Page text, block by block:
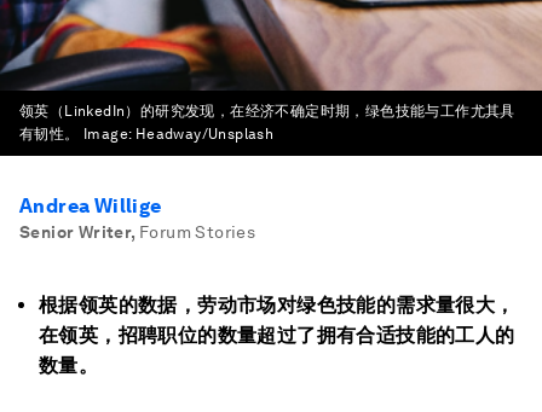
领英（LinkedIn）的研究发现，在经济不确定时期，绿色技能与工作尤其具
有韧性。
Image: Headway/Unsplash
Andrea Willige
Senior Writer, Forum Stories
根据领英的数据，劳动市场对绿色技能的需求量很大，
在领英，招聘职位的数量超过了拥有合适技能的工人的
数量。